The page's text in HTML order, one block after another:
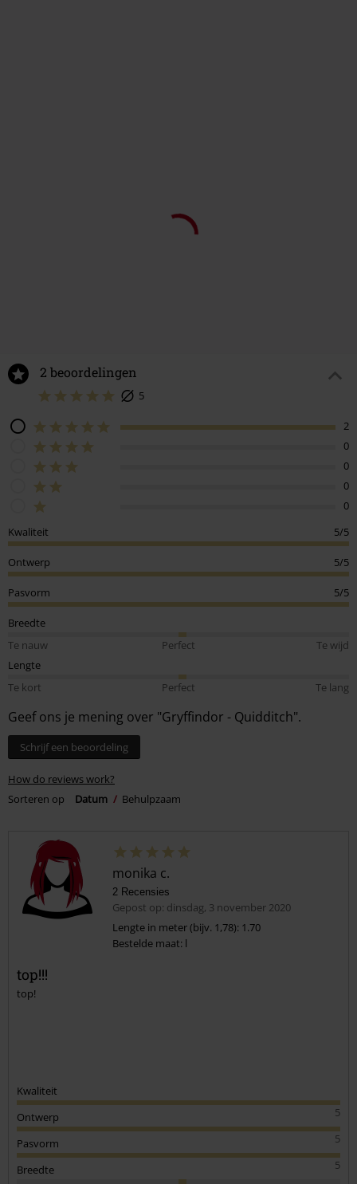
2 beoordelingen
5
2
0
0
0
0
Kwaliteit
5/5
Ontwerp 5/5
Pasvorm 5/5
Breedte
Te nauw
Perfect
Te wijd
Lengte
Te kort
Perfect Te lang
Geef ons je mening over "Gryffindor - Quidditch".
Schrijf een beoordeling
How do reviews work?
Sorteren op
Datum Behulpzaam
monika c.
2 Recensies
Gepost op: dinsdag, 3 november 2020
Lengte in meter (bijv. 1,78): 1.70
Bestelde maat: l
top!!!
top!
Kwaliteit
5
Ontwerp
5
Pasvorm
5
Breedte